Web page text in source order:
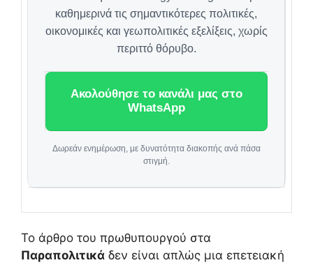
καθημερινά τις σημαντικότερες πολιτικές,
οικονομικές και γεωπολιτικές εξελίξεις, χωρίς
περιττό θόρυβο.
Ακολούθησε το κανάλι μας στο
WhatsApp
Δωρεάν ενημέρωση, με δυνατότητα διακοπής ανά πάσα
στιγμή.
Το άρθρο του πρωθυπουργού στα
Παραπολιτικά δεν είναι απλώς μια επετειακή